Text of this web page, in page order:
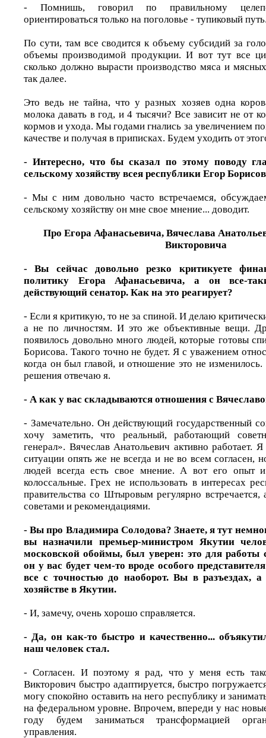
- Помнишь, говорил по правильному
ориентироваться только на поголовье - тупиковый
По сути, там все сводится к объему субсидий за
объемы производимой продукции. И вот тут все
сколько должно вырасти производство мяса и
так далее.
Это ведь не тайна, что у разных хозяев одна
молока давать в год, и 4 тысячи? Все зависит не от
кормов и ухода. Мы годами гнались за увеличением
качестве и получая в приписках. Будем уходить от
- Интересно, что бы сказал по этому поводу
сельскому хозяйству всея республики Егор
- Мы с ним довольно часто встречаемся,
сельскому хозяйству он мне свое мнение... доводит.
Про Егора Афанасьевича, Вячеслава
Викторовича
- Вы сейчас довольно резко критикуете
политику Егора Афанасьевича, а он все-
действующий сенатор. Как на это реагирует?
- Если я критикую, то не за спиной. И делаю
а не по личностям. И это же объективные вещи.
появилось довольно много людей, которые готовы
Борисова. Такого точно не будет. Я с уважением
когда он был главой, и отношение это не
решения отвечаю я.
- А как у вас складываются отношения с
- Замечательно. Он действующий государственный
хочу заметить, что реальный, работающий
генерал». Вячеслав Анатольевич активно работает.
ситуации опять же не всегда и не во всем согласен,
людей всегда есть свое мнение. А вот его опыт
колоссальные. Грех не использовать в интересах
правительства со Штыровым регулярно встречается,
советами и рекомендациями.
- Вы про Владимира Солодова? Знаете, я тут
вы назначили премьер-министром Якутии
московской обоймы, был уверен: это для работы
он у вас будет чем-то вроде особого
все с точностью до наоборот. Вы в разъездах,
хозяйстве в Якутии.
- И, замечу, очень хорошо справляется.
- Да, он как-то быстро и качественно...
наш человек стал.
- Согласен. И поэтому я рад, что у меня есть
Викторович быстро адаптируется, быстро
могу спокойно оставить на него республику и
на федеральном уровне. Впрочем, впереди у нас
году будем заниматься трансформацией
управления.